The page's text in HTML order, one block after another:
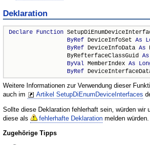
Deklaration
Declare Function
ByRef DeviceInfoSet As
ByRef DeviceInfoData As
                 ByRefterfaceClassGuid
As
ByVal MemberIndex As
ByRef
Weitere Informationen zur Verwendung dieser
auch im
Artikel SetupDiEnumDeviceInterfaces
Sollte diese Deklaration fehlerhaft sein, würden wir
diese als
fehlerhafte Deklaration melden würden.
Zugehörige Tipps